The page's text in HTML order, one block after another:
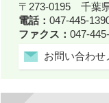
〒273-0195 千葉
電話： 047-445-
ファクス： 047-
お問い合わせ